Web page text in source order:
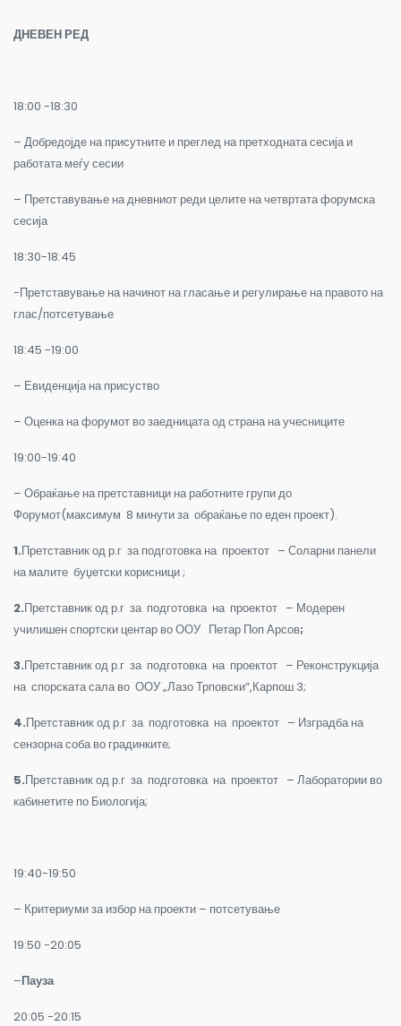
ДНЕВЕН РЕД
18:00 -18:30
– Добредојде на присутните и преглед на претходната сесија и
работата меѓу сесии
– Претставување на дневниот реди целите на четвртата форумска
сесија
18:30-18:45
-Претставување на начинот на гласање и регулирање на правото на
глас/потсетување
18:45 -19:00
– Евиденција на присуство
– Оценка на форумот во заедницата од страна на учесниците
19:00-19:40
– Обраќање на претставници на работните групи до
Форумот(максимум 8 минути за обраќање по еден проект).
1.Претставник од р.г за подготовка на проектот – Соларни панели
на малите буџетски корисници ;
2.Претставник од р.г за подготовка на проектот – Модерен
училишен спортски центар во ООУ Петар Поп Арсов;
3.Претставник од р.г за подготовка на проектот – Реконструкција
на спорската сала во ООУ „Лазо Трповски“,Карпош 3;
4.Претставник од р.г за подготовка на проектот – Изградба на
сензорна соба во градинките;
5.Претставник од р.г за подготовка на проектот – Лаборатории во
кабинетите по Биологија;
19:40-19:50
– Критериуми за избор на проекти – потсетување
19:50 -20:05
–Пауза
20:05 -20:15